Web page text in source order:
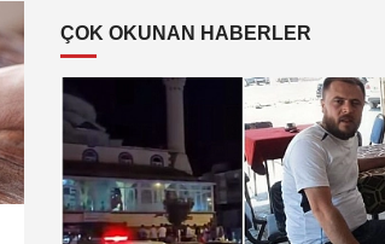
ÇOK OKUNAN HABERLER